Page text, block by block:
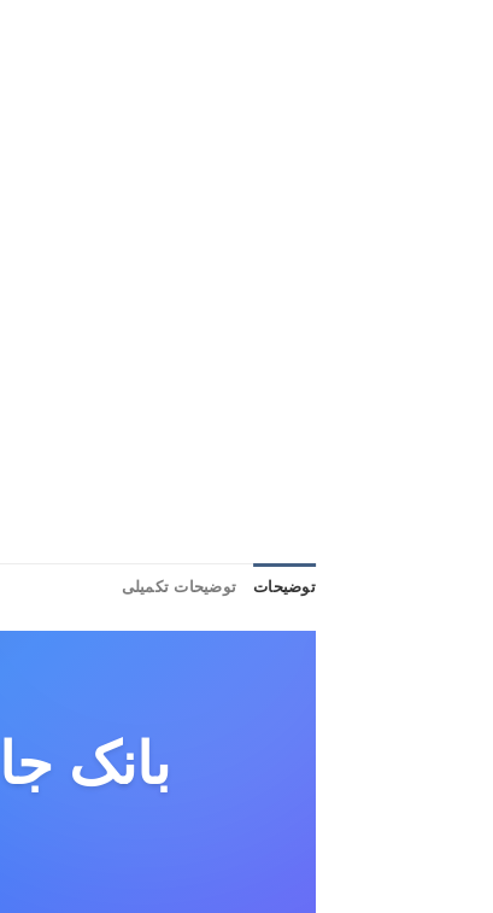
توضیحات توضیحات تکمیلی
بانک